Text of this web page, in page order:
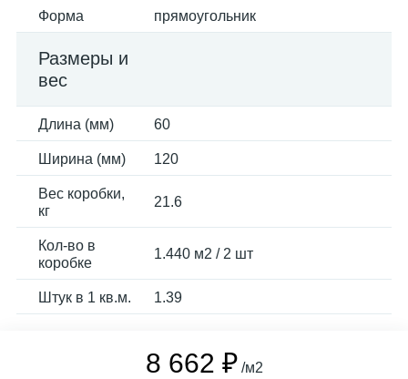
Форма прямоугольник
Размеры и
вес
Длина (мм) 60
Ширина (мм) 120
Вес коробки,
кг
21.6
Кол-во в
коробке
1.440 м2 / 2 шт
Штук в 1 кв.м. 1.39
8 662 ₽ /м2